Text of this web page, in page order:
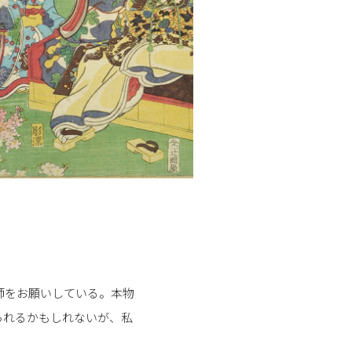
お願いしている。本物
るかもしれないが、私